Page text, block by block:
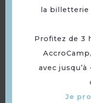
Tour
la billetterie
Profitez de 3
avec
Je